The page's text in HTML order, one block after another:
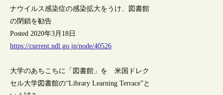
ナウイルス感染症の感染拡大をうけ、図書館
の閉鎖を勧告
Posted 2020年3月18日
https://current.ndl.go.jp/node/40526
大学のあちこちに「図書館」を 米国ドレク
セル大学図書館の“Library Learning Terrace”と